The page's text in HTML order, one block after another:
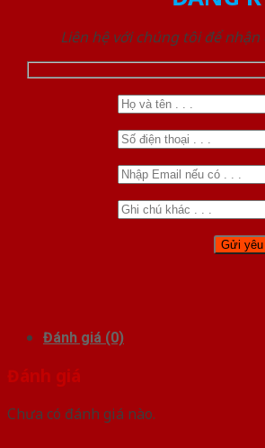
Liên hệ với chúng tôi để
Đánh giá (0)
Đánh giá
Chưa có đánh giá nào.